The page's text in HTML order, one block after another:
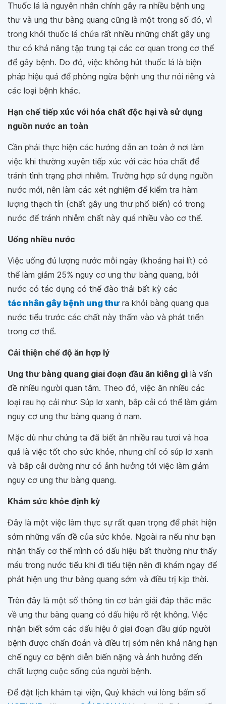
Thuốc lá là nguyên nhân chính gây ra nhiều bệnh ung
thư và ung thư bàng quang cũng là một trong số đó, vì
trong khói thuốc lá chứa rất nhiều những chất gây ung
thư có khả năng tập trung tại các cơ quan trong cơ thể
để gây bệnh. Do đó, việc không hút thuốc lá là biện
pháp hiệu quả để phòng ngừa bệnh ung thư nói riêng và
các loại bệnh khác.
Hạn chế tiếp xúc với hóa chất độc hại và sử dụng
nguồn nước an toàn
Cần phải thực hiện các hướng dẫn an toàn ở nơi làm
việc khi thường xuyên tiếp xúc với các hóa chất để
tránh tình trạng phơi nhiễm. Trường hợp sử dụng nguồn
nước mới, nên làm các xét nghiệm để kiểm tra hàm
lượng thạch tín (chất gây ung thư phổ biến) có trong
nước để tránh nhiễm chất này quá nhiều vào cơ thể.
Uống nhiều nước
Việc uống đủ lượng nước mỗi ngày (khoảng hai lít) có
thể làm giảm 25% nguy cơ ung thư bàng quang, bởi
nước có tác dụng có thể đào thải bất kỳ các
tác nhân gây bệnh ung thưra khỏi bàng quang qua
nước tiểu trước các chất này thấm vào và phát triển
trong cơ thể.
Cải thiện chế độ ăn hợp lý
Ung thư bàng quang giai đoạn đầu ăn kiêng gì là vấn
đề nhiều người quan tâm. Theo đó, việc ăn nhiều các
loại rau họ cải như: Súp lơ xanh, bắp cải có thể làm giảm
nguy cơ ung thư bàng quang ở nam.
Mặc dù như chúng ta đã biết ăn nhiều rau tươi và hoa
quả là việc tốt cho sức khỏe, nhưng chỉ có súp lơ xanh
và bắp cải dường như có ảnh hưởng tới việc làm giảm
nguy cơ ung thư bàng quang.
Khám sức khỏe định kỳ
Đây là một việc làm thực sự rất quan trọng để phát hiện
sớm những vấn đề của sức khỏe. Ngoài ra nếu như bạn
nhận thấy cơ thể mình có dấu hiệu bất thường như thấy
máu trong nước tiểu khi đi tiểu tiện nên đi khám ngay để
phát hiện ung thư bàng quang sớm và điều trị kịp thời.
Trên đây là một số thông tin cơ bản giải đáp thắc mắc
về ung thư bàng quang có dấu hiệu rõ rệt không. Việc
nhận biết sớm các dấu hiệu ở giai đoạn đầu giúp người
bệnh được chẩn đoán và điều trị sớm nên khả năng hạn
chế nguy cơ bệnh diễn biến nặng và ảnh hưởng đến
chất lượng cuộc sống của người bệnh.
Để đặt lịch khám tại viện, Quý khách vui lòng bấm số